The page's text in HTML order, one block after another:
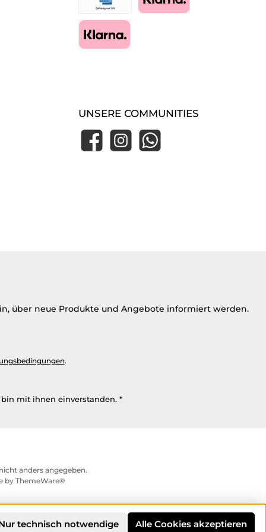
Zahlung im Shop (Essen-Borbeck)
UNSERE COMMUNITIES
FacebookInstagramWhatsApp
über neue Produkte und Angebote informiert werden.
.
mit ihnen einverstanden. *
anders angegeben.
by ThemeWare®
technisch notwendige Alle Cookies akzeptieren